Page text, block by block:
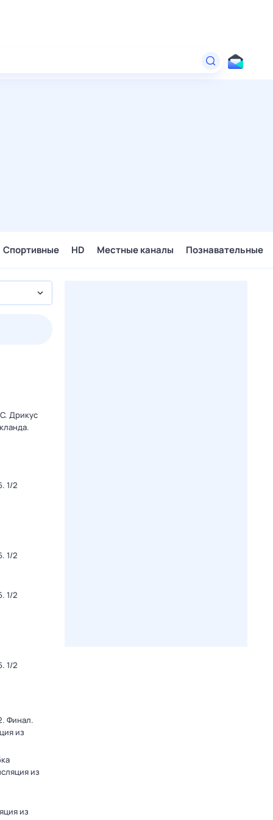
Спортивные HD Местные каналы Познавательные
Дрикус
1/2
1/2
1/2
1/2
Финал.
из
из
из